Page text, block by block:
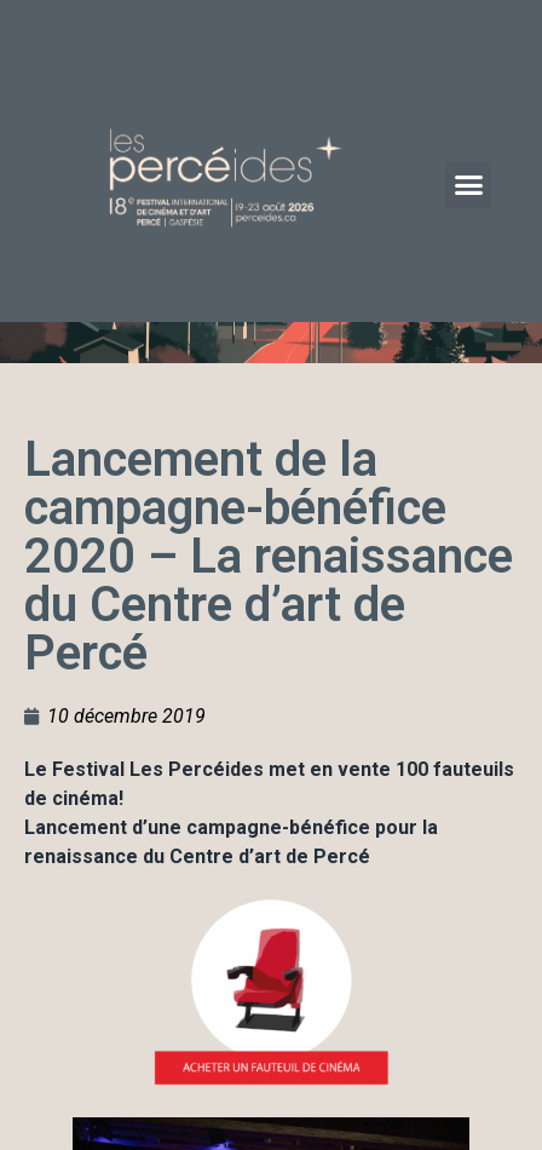
Lancement de la
campagne-bénéfice
2020 – La renaissance
du Centre d’art de
Percé
10 décembre 2019
Le Festival Les Percéides met en vente 100 fauteuils
de cinéma!
Lancement d’une campagne-bénéfice pour la
renaissance du Centre d’art de Percé